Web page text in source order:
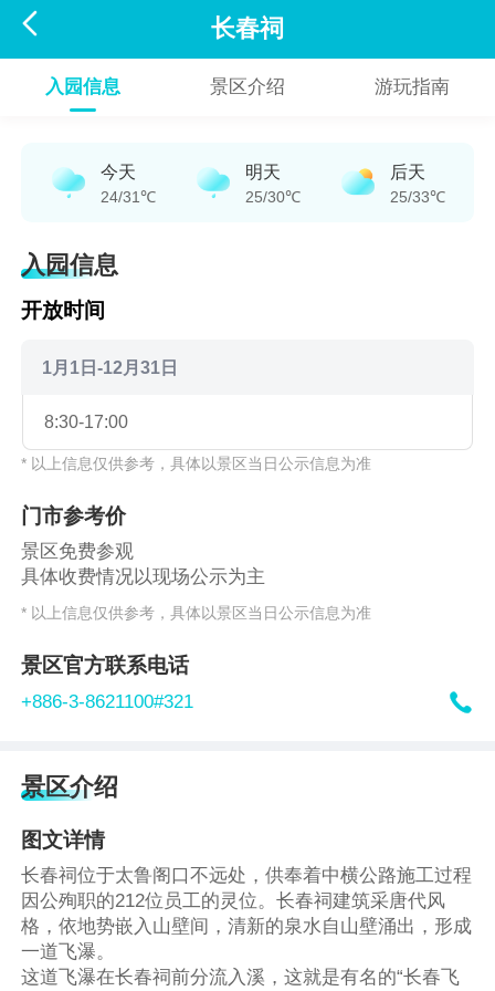
 长春祠
入园信息 景区介绍 游玩指南
今天
24/31℃
明天
25/30℃
后天
25/33℃
入园信息
开放时间
1月1日-12月31日
8:30-17:00
* 以上信息仅供参考，具体以景区当日公示信息为准
门市参考价
景区免费参观
具体收费情况以现场公示为主
* 以上信息仅供参考，具体以景区当日公示信息为准
景区官方联系电话
+886-3-8621100#321 
景区介绍
图文详情
长春祠位于太鲁阁口不远处，供奉着中横公路施工过程
因公殉职的212位员工的灵位。长春祠建筑采唐代风
格，依地势嵌入山壁间，清新的泉水自山壁涌出，形成
一道飞瀑。
这道飞瀑在长春祠前分流入溪，这就是有名的“长春飞